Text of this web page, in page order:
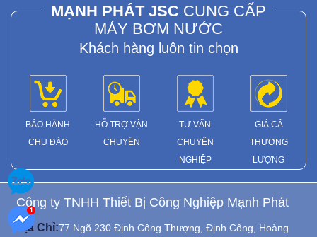
MẠNH PHÁT JSC CUNG CẤP
MÁY BƠM NƯỚC
Khách hàng luôn tin chọn
BẢO HÀNH
CHU ĐÁO
HỖ TRỢ VẬN
CHUYỂN
TƯ VẤN
CHUYÊN
NGHIỆP
GIÁ CẢ
THƯƠNG
LƯỢNG
Công ty TNHH Thiết Bị Công Nghiệp Mạnh Phát
Địa Chỉ:77 Ngõ 230 Định Công Thượng, Định Công, Hoàng